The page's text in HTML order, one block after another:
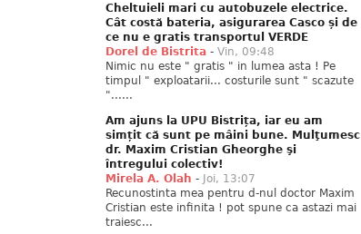
Cheltuieli mari cu autobuzele electrice.
Cât costă bateria, asigurarea Casco și de
ce nu e gratis transportul VERDE
Dorel de Bistrita - Vin, 09:48
Nimic nu este " gratis " in lumea asta ! Pe
timpul " exploatarii... costurile sunt " scazute
"......
Am ajuns la UPU Bistrița, iar eu am
simțit că sunt pe mâini bune. Mulţumesc
dr. Maxim Cristian Gheorghe şi
întregului colectiv!
Mirela A. Olah - Joi, 13:07
Recunostinta mea pentru d-nul doctor Maxim
Cristian este infinita ! pot spune ca astazi mai
traiesc...